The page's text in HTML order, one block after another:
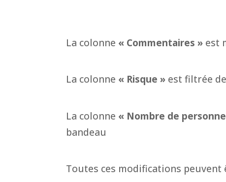
La colonne « Commentaires » est
La colonne « Risque » est filtrée
La colonne « Nombre de
bandeau
Toutes ces modifications